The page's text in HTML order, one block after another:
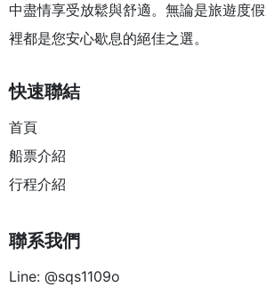
中盡情享受放鬆與舒適。無論是旅遊度
裡都是您安心歇息的絕佳之選。
快速聯結
首頁
船票介紹
行程介紹
聯系我們
Line: @sqs1109o